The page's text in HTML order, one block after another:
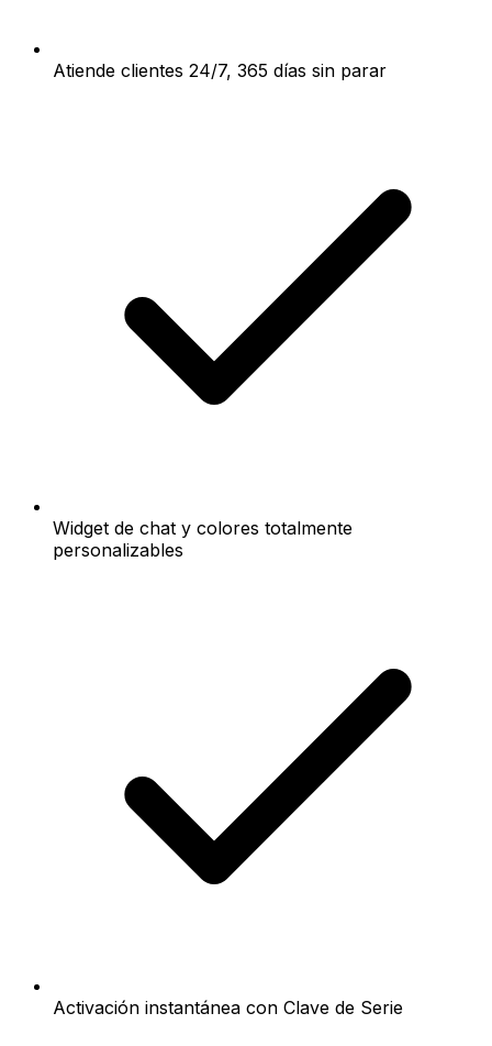
Atiende clientes 24/7, 365 días sin parar
Widget de chat y colores totalmente
personalizables
Activación instantánea con Clave de Serie